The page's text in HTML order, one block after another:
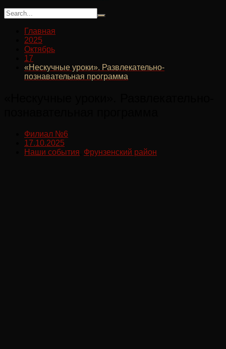
Главная
2025
Октябрь
17
«Нескучные уроки». Развлекательно-
познавательная программа
Филиал №6
17.10.2025
Наши события Фрунзенский район